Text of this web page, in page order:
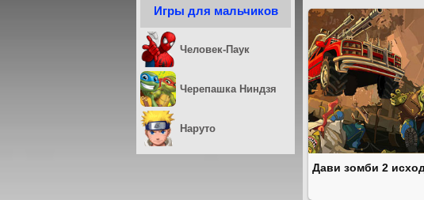
Дави зомби 2
Игры для мальчиков
Человек-Паук
Черепашка Ниндзя
Наруто